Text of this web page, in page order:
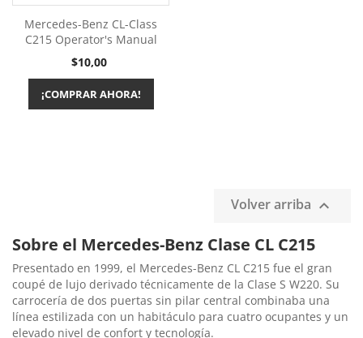
Mercedes-Benz CL-Class
C215 Operator's Manual
Precio
$10,00
¡COMPRAR AHORA!
Volver arriba 
Sobre el Mercedes-Benz Clase CL C215
Presentado en 1999, el Mercedes-Benz CL C215 fue el gran
coupé de lujo derivado técnicamente de la Clase S W220. Su
carrocería de dos puertas sin pilar central combinaba una
línea estilizada con un habitáculo para cuatro ocupantes y un
elevado nivel de confort y tecnología.